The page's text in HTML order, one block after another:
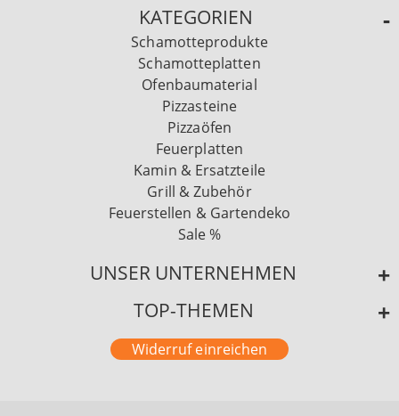
KATEGORIEN
Schamotteprodukte
Schamotteplatten
Ofenbaumaterial
Pizzasteine
Pizzaöfen
Feuerplatten
Kamin & Ersatzteile
Grill & Zubehör
Feuerstellen & Gartendeko
Sale %
UNSER UNTERNEHMEN
TOP-THEMEN
Widerruf einreichen